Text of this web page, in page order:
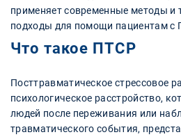
применяет современные методы и
подходы для помощи пациентам с
Что такое ПТСР
Посттравматическое стрессовое
психологическое расстройство,
людей после переживания или
травматического события,